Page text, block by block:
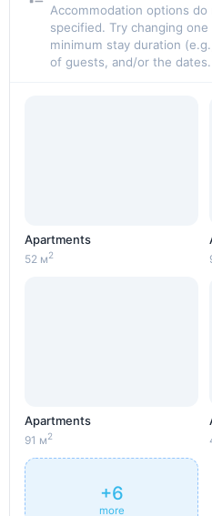
работает круглосуточно.
предусмотрен конференц-
можно оставить на
Accommodation options
specified. Try changing
minimum stay duration
of guests, and/or the dates.
Apartments
52 м2
Apartments
91 м2
+6
more